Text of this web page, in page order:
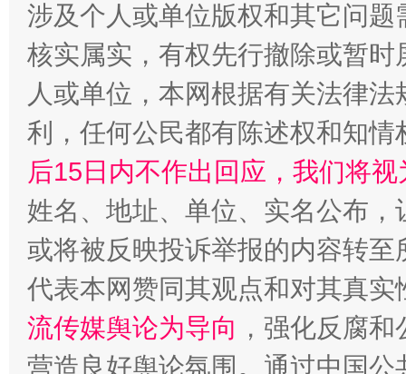
“蜀中异人”王建安的艺术幻境
完善运行机制助力责任有效落实 一纸欠
涉及个人或单位版权和其它问题
核实属实，有权先行撤除或暂
人或单位，本网根据有关法律
利，任何公民都有陈述权和知情
后15日内不作出回应，我们将
姓名、地址、单位、实名公布
或将被反映投诉举报的内容转
代表本网赞同其观点和对其真实
流传媒舆论为导向 ，强化反腐
营造良好舆论氛围。通过中国